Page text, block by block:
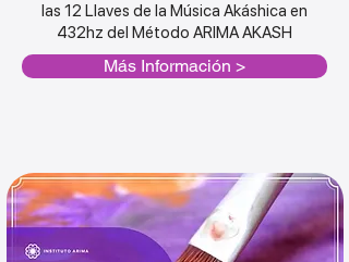
las 12 Llaves de la Música Akáshica en
432hz del Método ARIMA AKASH
Más Información >